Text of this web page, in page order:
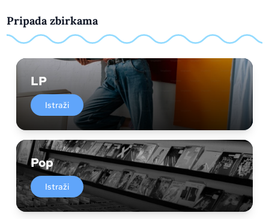
Pripada zbirkama
LP
Istraži
Pop
Istraži